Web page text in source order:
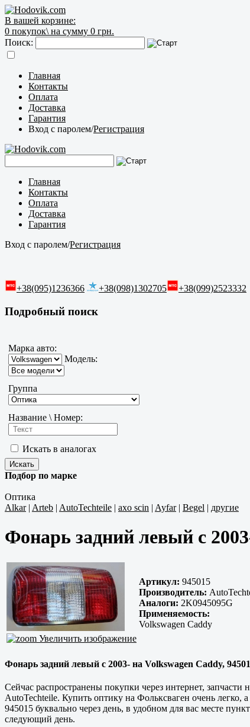
В вашей корзине:
0 покупок\ на сумму 0 грн.
Поиск:
Главная
Контакты
Оплата
Доставка
Гарантия
Вход с паролем/Регистрация
Главная
Контакты
Оплата
Доставка
Гарантия
Вход с паролем/Регистрация
+38(095)1236366 +38(098)1302705 +38(099)2523332
Подробный поиск
Марка авто:
Модель:
Группа
Название \ Номер:
Искать в аналогах
Подбор по марке
Оптика
Alkar| Arteb | AutoTechteile | axo scin | Ayfar| Begel | другие
Фонарь задний левый с
Увеличить изображение
Артикул: 945015
Производитель:
Аналоги: 2K0945095G
Применяемость:
Volkswagen Caddy
Фонарь задний левый с 2003- на Volkswagen Caddy,
Сейчас распространены покупки через интернет, запчасти
AutoTechteile. Купить оптику на Фольксваген очень легко,
945015 буквально через день, в удобном для вас месте
следующий день.